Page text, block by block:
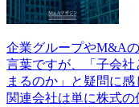
企業グループやM&A
言葉ですが、「子会
まるのか」と疑問に
関連会社は単に株式